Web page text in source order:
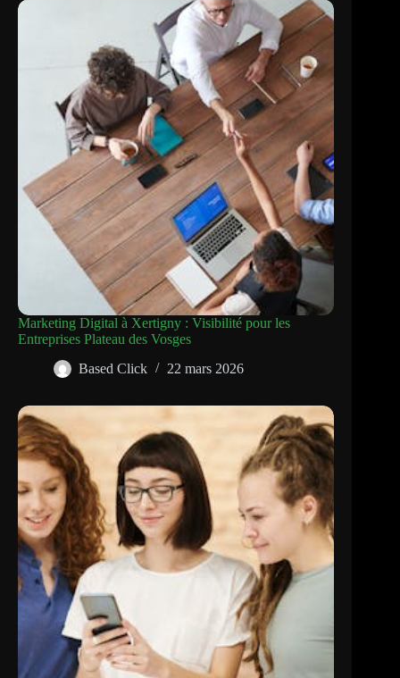
Marketing Digital à Xertigny : Visibilité pour les
Entreprises Plateau des Vosges
Based Click
22 mars 2026